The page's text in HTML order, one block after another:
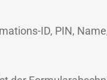
ID, PIN,